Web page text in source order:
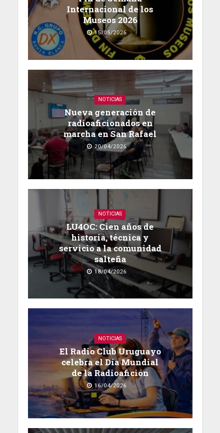
Internacional de los
Museos 2026
15/05/2026
NOTICIAS
Nueva generación de
radioaficionados en
marcha en San Rafael
20/04/2026
NOTICIAS
LU4OC: Cien años de
historia, técnica y
servicio a la comunidad
salteña
18/04/2026
NOTICIAS
El Radio Club Uruguayo
celebra el Día Mundial
de la Radioafición
16/04/2026